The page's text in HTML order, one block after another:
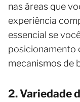
nas áreas que
experiência
essencial se
posicionamento
mecanismos de
2. Variedade